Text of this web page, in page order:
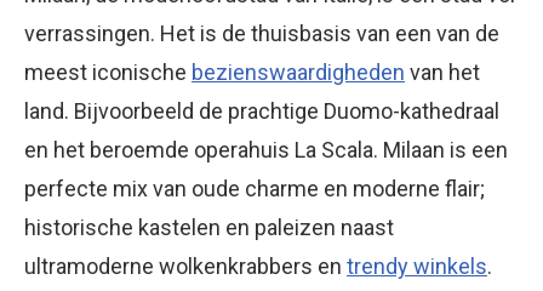
verrassingen. Het is de thuisbasis van een van de
meest iconische bezienswaardigheden van het
land. Bijvoorbeeld de prachtige Duomo-kathedraal
en het beroemde operahuis La Scala. Milaan is een
perfecte mix van oude charme en moderne flair;
historische kastelen en paleizen naast
ultramoderne wolkenkrabbers en trendy winkels.